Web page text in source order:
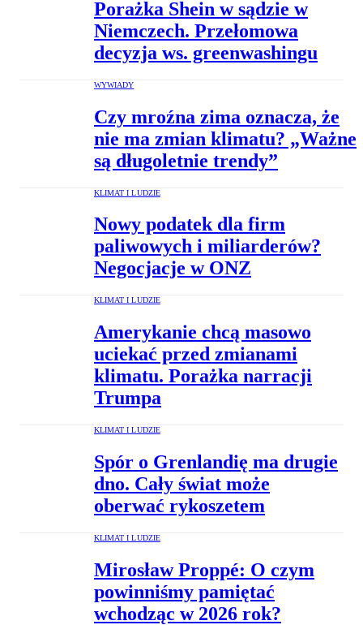
Porażka Shein w sądzie w
Niemczech. Przełomowa
decyzja ws. greenwashingu
WYWIADY
Czy mroźna zima oznacza, że
nie ma zmian klimatu? „Ważne
są długoletnie trendy”
KLIMAT I LUDZIE
Nowy podatek dla firm
paliwowych i miliarderów?
Negocjacje w ONZ
KLIMAT I LUDZIE
Amerykanie chcą masowo
uciekać przed zmianami
klimatu. Porażka narracji
Trumpa
KLIMAT I LUDZIE
Spór o Grenlandię ma drugie
dno. Cały świat może
oberwać rykoszetem
KLIMAT I LUDZIE
Mirosław Proppé: O czym
powinniśmy pamiętać
wchodząc w 2026 rok?